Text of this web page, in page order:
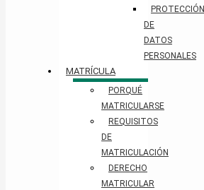
PROTECCIÓN
DE
DATOS
PERSONALES​
MATRÍCULA
PORQUÉ
MATRICULARSE
REQUISITOS
DE
MATRICULACIÓN
DERECHO
MATRICULAR